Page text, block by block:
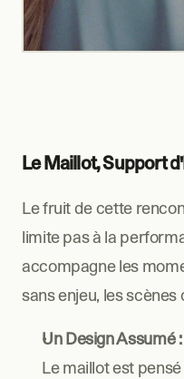
Le Maillot, Support
Le fruit de cette
limite pas à la
accompagne les
sans enjeu, les scènes
Un Design Assumé :
Le maillot est